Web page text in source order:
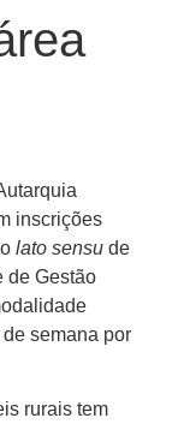
inscrições
lato sensu de
de Gestão
semana por
rurais tem